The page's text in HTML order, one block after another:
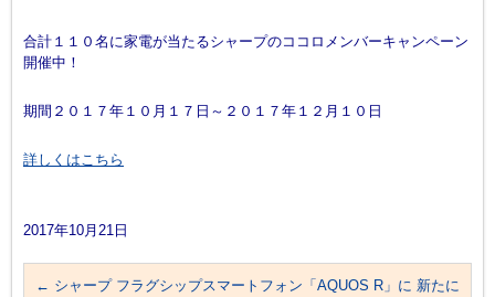
合計１１０名に家電が当たるシャープのココロメンバーキャンペーン
開催中！
期間２０１７年１０月１７日～２０１７年１２月１０日
詳しくはこちら
2017年10月21日
← シャープ フラグシップスマートフォン「AQUOS R」に 新たに